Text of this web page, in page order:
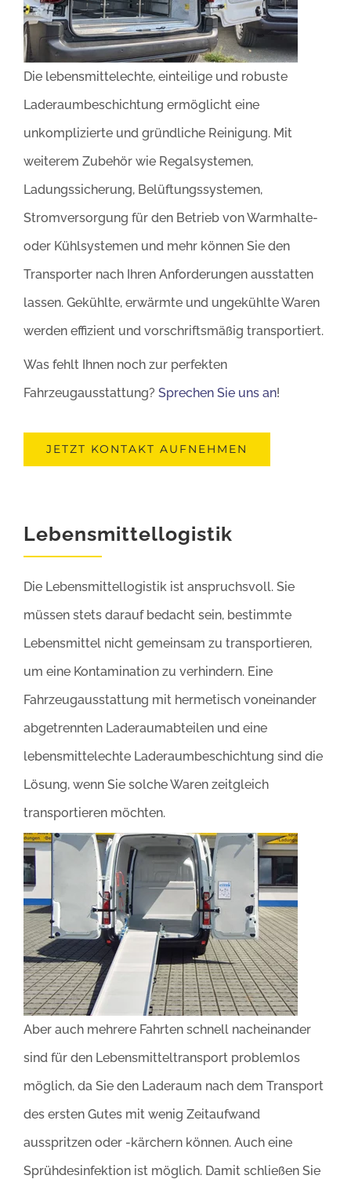
Die lebensmittelechte, einteilige und robuste
Laderaumbeschichtung ermöglicht eine
unkomplizierte und gründliche Reinigung. Mit
weiterem Zubehör wie Regalsystemen,
Ladungssicherung, Belüftungssystemen,
Stromversorgung für den Betrieb von Warmhalte-
oder Kühlsystemen und mehr können Sie den
Transporter nach Ihren Anforderungen ausstatten
lassen. Gekühlte, erwärmte und ungekühlte Waren
werden effizient und vorschriftsmäßig transportiert.
Was fehlt Ihnen noch zur perfekten
Fahrzeugausstattung? Sprechen Sie uns an!
JETZT KONTAKT AUFNEHMEN
Lebensmittellogistik
Die Lebensmittellogistik ist anspruchsvoll. Sie
müssen stets darauf bedacht sein, bestimmte
Lebensmittel nicht gemeinsam zu transportieren,
um eine Kontamination zu verhindern. Eine
Fahrzeugausstattung mit hermetisch voneinander
abgetrennten Laderaumabteilen und eine
lebensmittelechte Laderaumbeschichtung sind die
Lösung, wenn Sie solche Waren zeitgleich
transportieren möchten.
Aber auch mehrere Fahrten schnell nacheinander
sind für den Lebensmitteltransport problemlos
möglich, da Sie den Laderaum nach dem Transport
des ersten Gutes mit wenig Zeitaufwand
ausspritzen oder -kärchern können. Auch eine
Sprühdesinfektion ist möglich. Damit schließen Sie